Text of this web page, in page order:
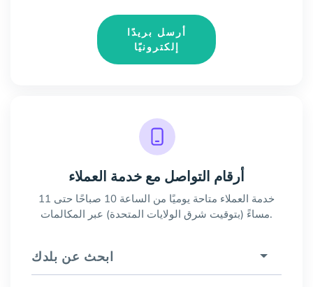
أرسل بريدًا
إلكترونيًا
أرقام التواصل مع خدمة العملاء
خدمة العملاء متاحة يوميًا من الساعة 10 صباحًا حتى 11
مساءً (بتوقيت شرق الولايات المتحدة) عبر المكالمات.
ابحث عن بلدك